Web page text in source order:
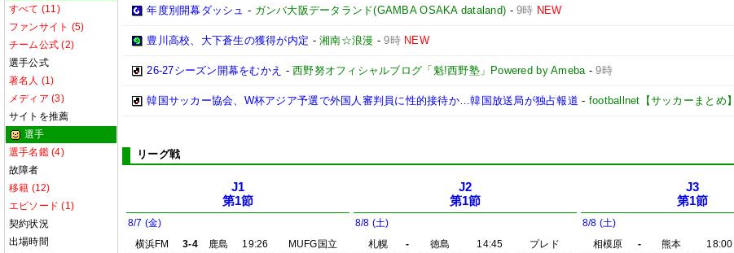
すべて (11)
ファンサイト (5)
チーム公式 (2)
選手公式
著名人 (1)
メディア (3)
サイトを推薦
選手
選手名鑑 (4)
故障者
移籍 (12)
エピソード (1)
契約状況
出場時間
年度別開幕ダッシュ - ガンバ大阪データランド(GAMBA OSAKA dataland) -9時 NEW
豊川高校、大下蒼生の獲得が内定 -湘南☆浪漫 -9時 NEW
26-27シーズン開幕をむかえ -西野努オフィシャルブログ「魁!西野塾」Powered by Ameba-9時
韓国サッカー協会、W杯アジア予選で外国人審判員に性的接待か…韓国放送局が独占報道 - footballnet【サッカーまとめ】
リーグ戦
J1
第1節
8/7 (金)
横浜FM
3-4 鹿島 19:26
MUFG国立
J2
第1節
8/8 (土)
札幌
- 徳島 14:45
プレド
J3
第1節
8/8 (土)
相模原
- 熊本 18:00